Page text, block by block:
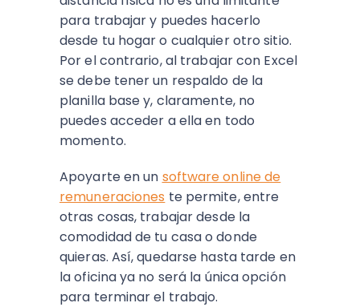
para trabajar y puedes hacerlo
desde tu hogar o cualquier otro sitio.
Por el contrario, al trabajar con Excel
se debe tener un respaldo de la
planilla base y, claramente, no
puedes acceder a ella en todo
momento.
Apoyarte en un software online de
remuneraciones te permite, entre
otras cosas, trabajar desde la
comodidad de tu casa o donde
quieras. Así, quedarse hasta tarde en
la oficina ya no será la única opción
para terminar el trabajo.